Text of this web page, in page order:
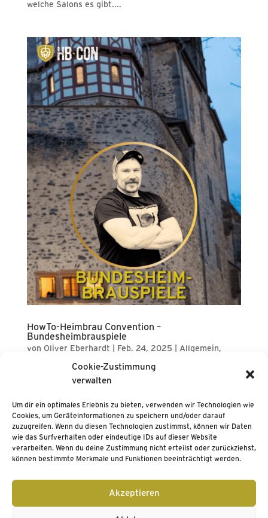
Cookie-Zustimmung
verwalten
Um dir ein optimales Erlebnis zu bieten, verwenden wir Technologien wie
Cookies, um Geräteinformationen zu speichern und/oder darauf
zuzugreifen. Wenn du diesen Technologien zustimmst, können wir Daten
wie das Surfverhalten oder eindeutige IDs auf dieser Website
verarbeiten. Wenn du deine Zustimmung nicht erteilst oder zurückziehst,
können bestimmte Merkmale und Funktionen beeinträchtigt werden.
Akzeptieren
welche Salons es gibt....
HowTo-Heimbrau Convention –
Bundesheimbrauspiele
von Oliver Eberhardt Feb. 24, 2025 Allgemein,
HBCon2025, HowTo - Heimbrau Convention
Bundesheimbrauspieleleiter erläutert das
Abstimmungsverfahren und gibt weitere wertvolle
Infos zum Ablauf der Spiele....
Kontakt
AGB Ticketshop
Datenschutz
Code of Conduct
BJCP